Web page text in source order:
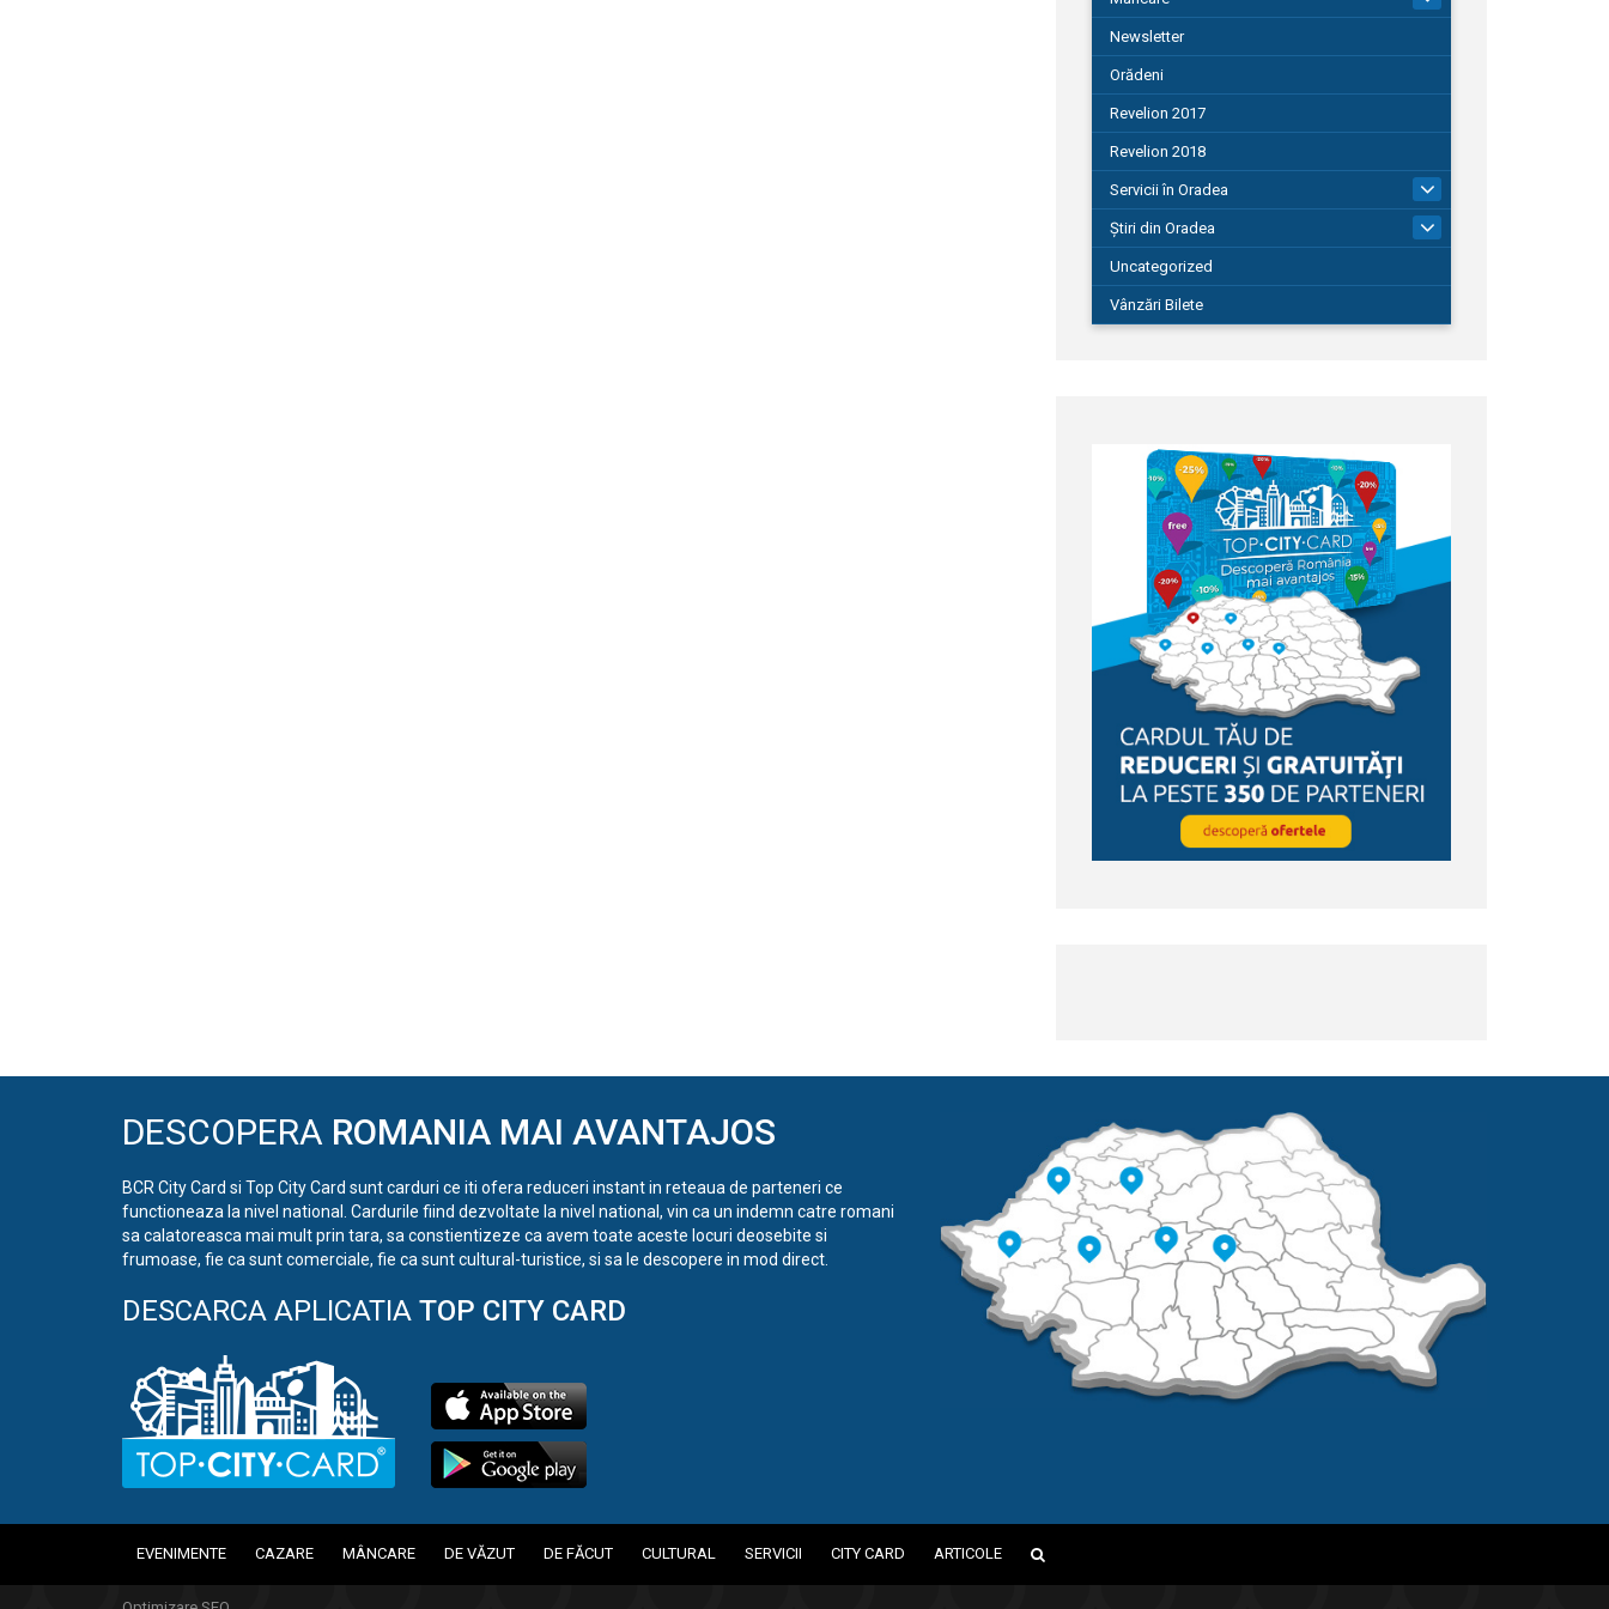
Newsletter
Orădeni
Revelion 2017
Revelion 2018
Servicii în Oradea
104
Știri din Oradea
1.127
Uncategorized
Vânzări Bilete
DESCOPERA ROMANIA MAI AVANTAJOS
BCR City Card si Top City Card sunt carduri ce iti ofera reduceri instant in reteaua de parteneri ce
functioneaza la nivel national. Cardurile fiind dezvoltate la nivel national, vin ca un indemn catre romani
sa calatoreasca mai mult prin tara, sa constientizeze ca avem toate aceste locuri deosebite si
frumoase, fie ca sunt comerciale, fie ca sunt cultural-turistice, si sa le descopere in mod direct.
DESCARCA APLICATIA TOP CITY CARD
EVENIMENTE CAZARE MÂNCARE DE VĂZUT DE FĂCUT CULTURAL SERVICII CITY CARD ARTICOLE